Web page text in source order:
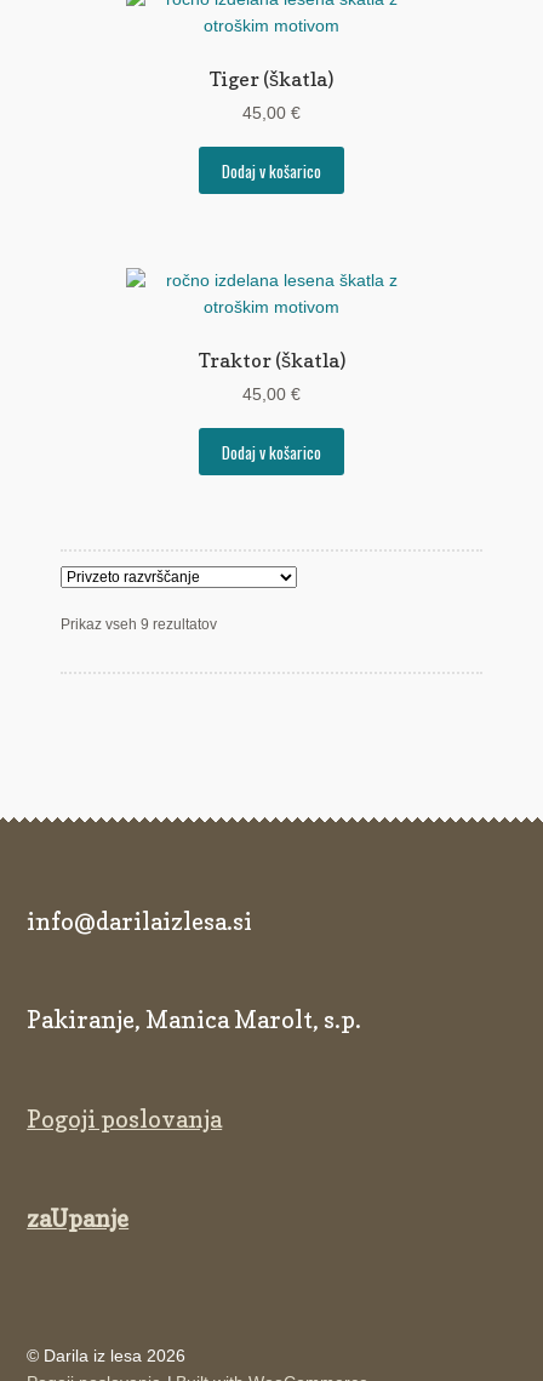
Tiger (škatla)
45,00 €
Dodaj v košarico
Traktor (škatla)
45,00 €
Dodaj v košarico
Prikaz vseh 9 rezultatov
info@darilaizlesa.si
Pakiranje, Manica Marolt, s.p.
Pogoji poslovanja
zaUpanje
© Darila iz lesa 2026